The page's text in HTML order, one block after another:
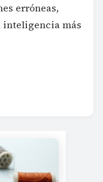
erróneas,
inteligencia más